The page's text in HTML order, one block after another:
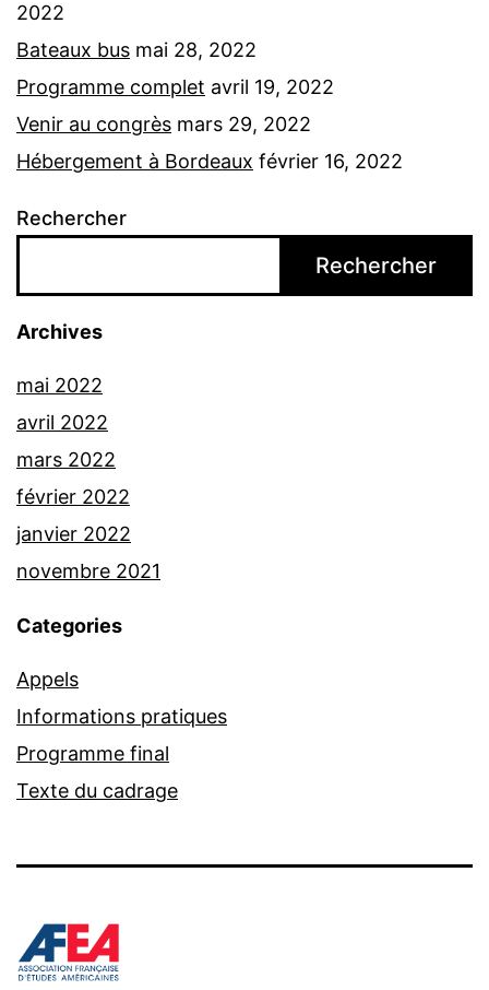
2022
Bateaux bus mai 28, 2022
Programme complet avril 19, 2022
Venir au congrès mars 29, 2022
Hébergement à Bordeaux février 16, 2022
Rechercher
Rechercher
Archives
mai 2022
avril 2022
mars 2022
février 2022
janvier 2022
novembre 2021
Categories
Appels
Informations pratiques
Programme final
Texte du cadrage